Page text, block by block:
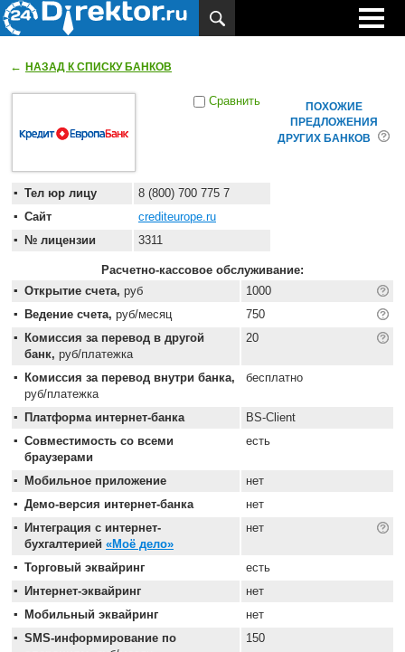
← НАЗАД К СПИСКУ БАНКОВ
Сравнить
Тел юр лицу
8 (800) 700 775 7
Сайт
crediteurope.ru
№ лицензии
3311
Расчетно-кассовое обслуживание:
Открытие счета, руб
1000
Ведение счета, руб/месяц
750
Комиссия за перевод в другой
банк, руб/платежка
20
Комиссия за перевод внутри банка,
руб/платежка
бесплатно
Платформа интернет-банка
BS-Client
Совместимость со всеми
браузерами
есть
Мобильное приложение
нет
Демо-версия интернет-банка
нет
Интеграция с интернет-
бухгалтерией «Моё дело»
нет
Торговый эквайринг
есть
Интернет-эквайринг
нет
Мобильный эквайринг
нет
SMS-информирование по
150
ПОХОЖИЕ
ПРЕДЛОЖЕНИЯ
ДРУГИХ БАНКОВ